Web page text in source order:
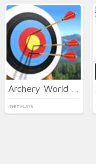
4987 PLAYS